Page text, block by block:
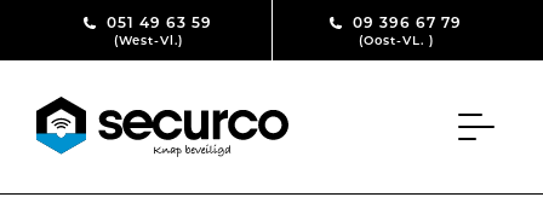
Skip to content051 49 63 59
(West-Vl.)
09 396 67 79
(Oost-VL. )